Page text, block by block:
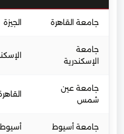
جامعة القاهرة الجيزة
جامعة
الإسكندرية
جامعة عين
شمس
جامعة أسيوط أسيوط